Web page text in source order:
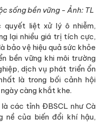
sống bền vững - Ảnh: TL
quyết liệt xử lý ô nhiễm,
lại nhiều giá trị tích cực,
bảo vệ hiệu quả sức khỏe
bền vững khi môi trường
dịch vụ phát triển ổn
là trong bối cảnh hội
càng khắt khe.
các tỉnh ĐBSCL như Cà
nề của biến đổi khí hậu,